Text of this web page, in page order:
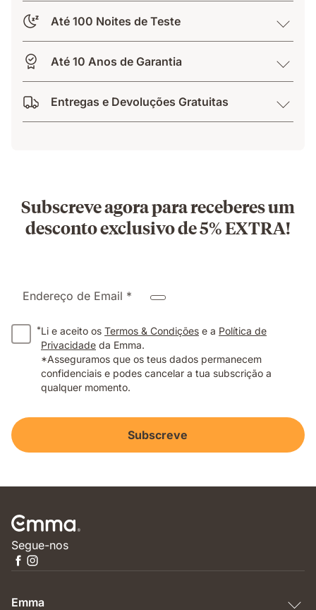
Até 100 Noites de Teste
Até 10 Anos de Garantia
Entregas e Devoluções Gratuitas
Subscreve agora para receberes um
desconto exclusivo de 5% EXTRA!
Endereço de Email *
*Li e aceito os Termos & Condições e a Política de
Privacidade da Emma.
*Asseguramos que os teus dados permanecem
confidenciais e podes cancelar a tua subscrição a
qualquer momento.
Subscreve
Segue-nos
Emma